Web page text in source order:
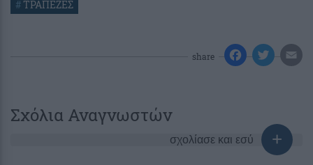
# ΤΡΑΠΕΖΕΣ
share
Σχόλια Αναγνωστών
σχολίασε και εσύ